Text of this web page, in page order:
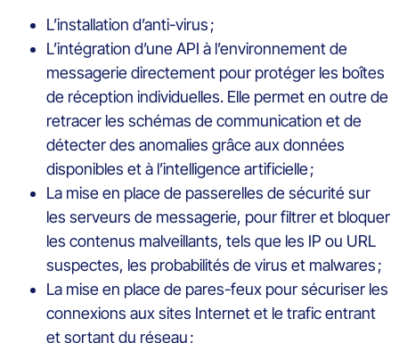
L’installation d’anti-virus ;
L’intégration d’une API à l’environnement de
messagerie directement pour protéger les boîtes
de réception individuelles. Elle permet en outre de
retracer les schémas de communication et de
détecter des anomalies grâce aux données
disponibles et à l’intelligence artificielle ;
La mise en place de passerelles de sécurité sur
les serveurs de messagerie, pour filtrer et bloquer
les contenus malveillants, tels que les IP ou URL
suspectes, les probabilités de virus et malwares ;
La mise en place de pares-feux pour sécuriser les
connexions aux sites Internet et le trafic entrant
et sortant du réseau ;